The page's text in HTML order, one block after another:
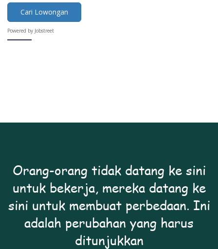
Cari Lowongan
Powered by Jobstreet
Orang-orang tidak datang ke sini
untuk bekerja, mereka datang ke
sini untuk membuat perbedaan. Ini
adalah perubahan yang harus
ditunjukkan